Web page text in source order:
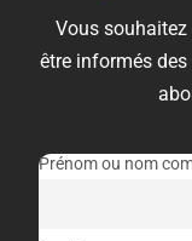
Vous
être informés des
Prénom ou nom